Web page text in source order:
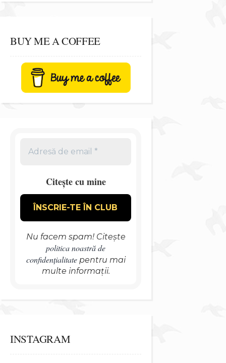
BUY ME A COFFEE
Citește cu mine
Nu facem spam! Citește
politica noastră de
confidențialitatepentru mai
multe informații.
INSTAGRAM